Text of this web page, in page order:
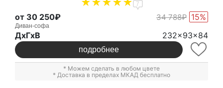
7
от 30 250₽ 34 788₽ 15%
Диван-софа
ДxГxВ 232x93x84
подробнее
* Можем сделать в любом цвете
* Доставка в пределах МКАД бесплатно